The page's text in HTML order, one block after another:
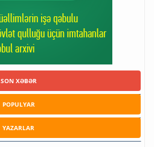
SON XƏBƏR
POPULYAR
YAZARLAR